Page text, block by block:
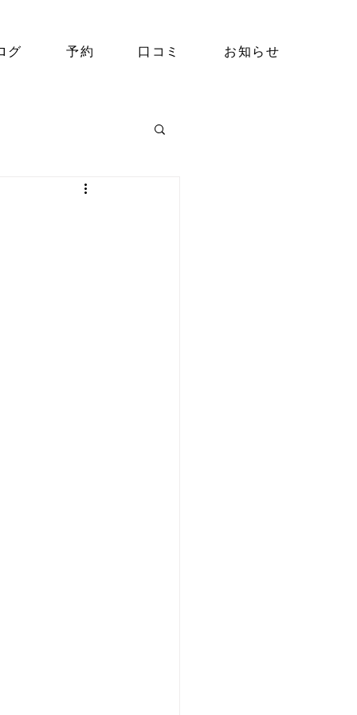
グ 予約 口コミ お知らせ